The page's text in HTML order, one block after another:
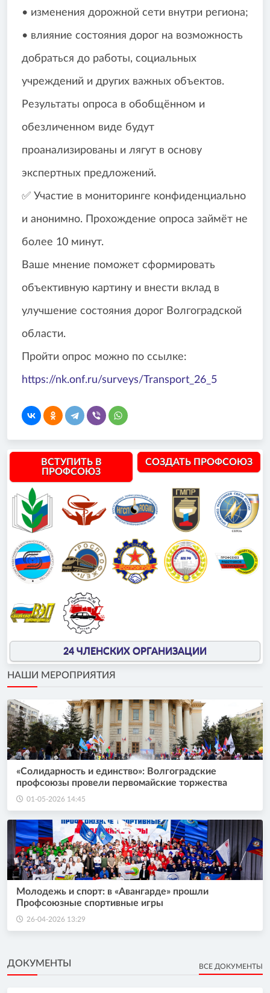
• изменения дорожной сети внутри региона;
• влияние состояния дорог на возможность
добраться до работы, социальных
учреждений и других важных объектов.
Результаты опроса в обобщённом и
обезличенном виде будут
проанализированы и лягут в основу
экспертных предложений.
✅ Участие в мониторинге конфиденциально
и анонимно. Прохождение опроса займёт не
более 10 минут.
Ваше мнение поможет сформировать
объективную картину и внести вклад в
улучшение состояния дорог Волгоградской
области.
Пройти опрос можно по ссылке:
https://nk.onf.ru/surveys/Transport_26_5
ВСТУПИТЬ В
ПРОФСОЮЗ
СОЗДАТЬ ПРОФСОЮЗ
24 ЧЛЕНСКИХ ОРГАНИЗАЦИИ
НАШИ МЕРОПРИЯТИЯ
«Солидарность и единство»: Волгоградские
профсоюзы провели первомайские торжества
01-05-2026 14:45
Молодежь и спорт: в «Авангарде» прошли
Профсоюзные спортивные игры
26-04-2026 13:29
ДОКУМЕНТЫ ВСЕ ДОКУМЕНТЫ